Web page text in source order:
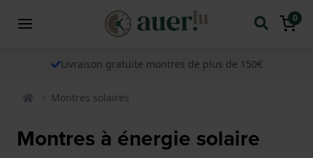
0
Livraison gratuite montres de plus de 150€
Montres solaires
Montres à énergie solaire